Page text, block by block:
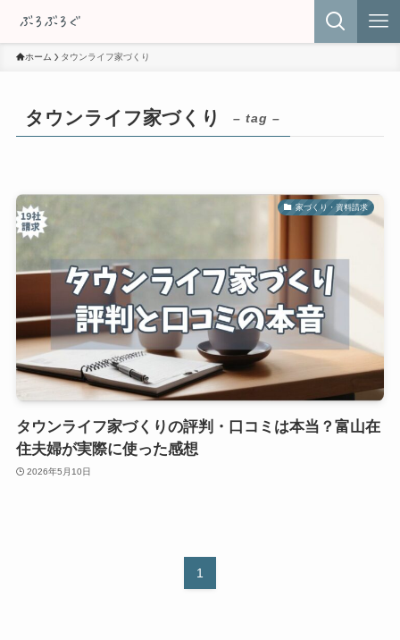
ホーム タウンライフ家づくり
タウンライフ家づくり – tag –
家づくり・資料請求
タウンライフ家づくりの評判・口コミは本当？富山在
住夫婦が実際に使った感想
2026年5月10日
1